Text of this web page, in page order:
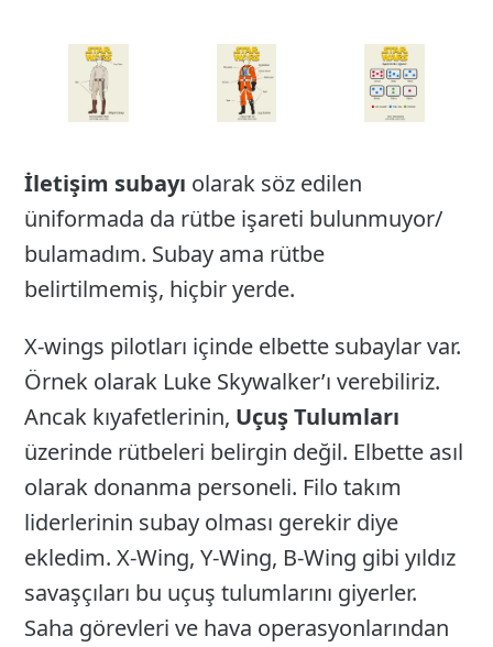
İletişim subayı olarak söz edilen
üniformada da rütbe işareti bulunmuyor/
bulamadım. Subay ama rütbe
belirtilmemiş, hiçbir yerde.
X-wings pilotları içinde elbette subaylar var.
Örnek olarak Luke Skywalker’ı verebiliriz.
Ancak kıyafetlerinin, Uçuş Tulumları
üzerinde rütbeleri belirgin değil. Elbette asıl
olarak donanma personeli. Filo takım
liderlerinin subay olması gerekir diye
ekledim. X-Wing, Y-Wing, B-Wing gibi yıldız
savaşçıları bu uçuş tulumlarını giyerler.
Saha görevleri ve hava operasyonlarından